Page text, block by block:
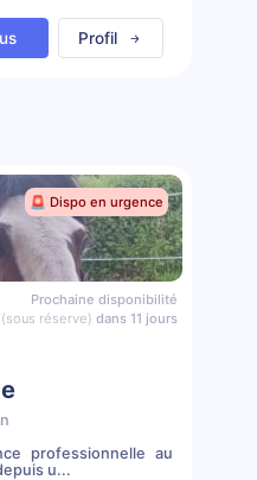
Profil
🚨 Dispo en urgence
Prochaine disponibilité
(sous réserve) dans 11 jours
professionnelle au
u...